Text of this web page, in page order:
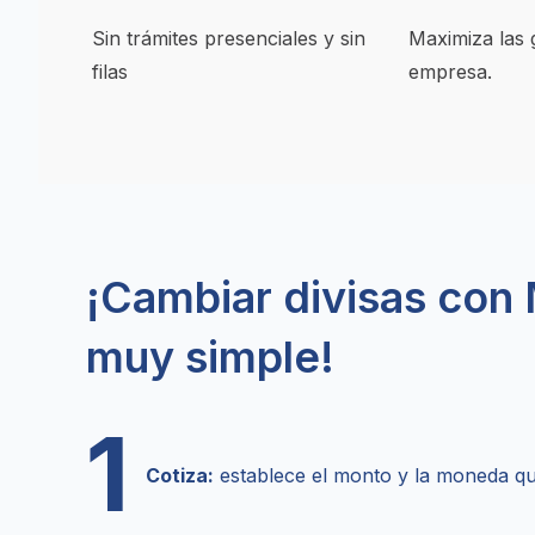
Sin trámites presenciales y sin
filas
Maximiza las
empresa.
¡Cambiar divisas con
muy simple!
1 Cotiza: establece el monto y la moneda